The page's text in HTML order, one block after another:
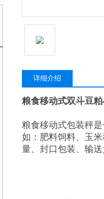
详细介绍
粮食移动式双斗豆
粮食移动式包装秤
如：肥料饲料、玉
量、封口包装、输